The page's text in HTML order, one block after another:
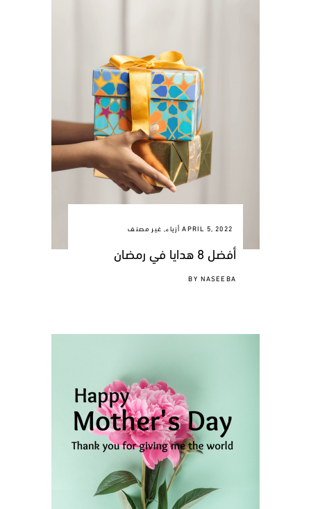
APRIL 5, 2022 أزياء, غير مصنف
أفضل 8 هدايا في رمضان
BY NASEEBA